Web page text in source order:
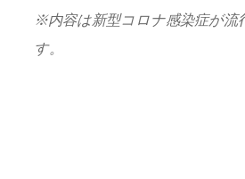
※内容は新型コロナ感染症が流
す。